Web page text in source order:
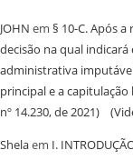
JOHN em § 10-C. Após
decisão na qual
administrativa
principal e a
nº 14.230, de 2021)
Shelaem I.